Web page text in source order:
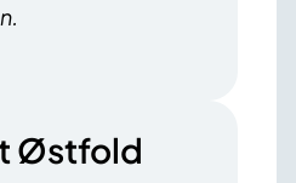
Østfold